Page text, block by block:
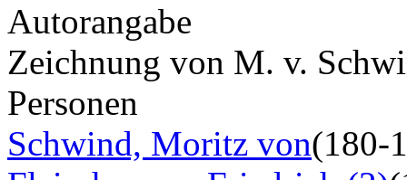
Autorangabe
Zeichnung von M. v.
Personen
Schwind, Moritz von(180-